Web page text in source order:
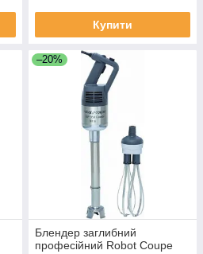
Купити
–20%
Блендер заглибний
професійний Robot Coupe